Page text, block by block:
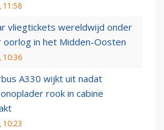
11:58
vliegtickets wereldwijd onder
oorlog in het Midden-Oosten
10:36
A330 wijkt uit nadat
rook in cabine
10:23